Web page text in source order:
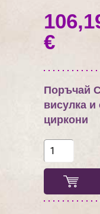
€
Поръчай
висулка и
циркони